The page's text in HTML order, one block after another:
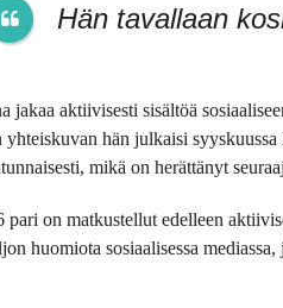
Hän tavallaan
jakaa aktiivisesti sisältöä
yhteiskuvan hän julkaisi
mikä on herättänyt
pari on matkustellut edelleen
huomiota sosiaalisessa